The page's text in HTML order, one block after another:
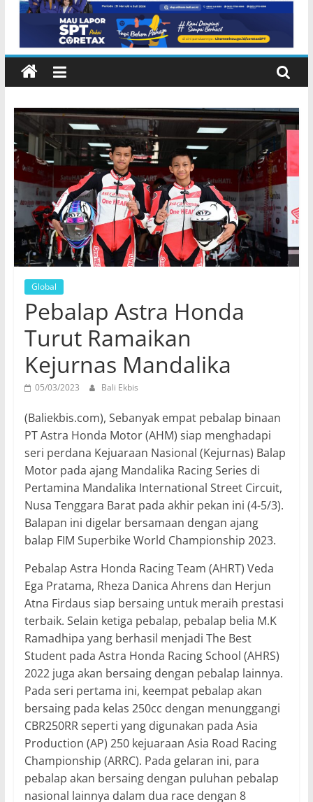
Global
Pebalap Astra Honda
Turut Ramaikan
Kejurnas Mandalika
05/03/2023 Bali Ekbis
(Baliekbis.com), Sebanyak empat pebalap binaan
PT Astra Honda Motor (AHM) siap menghadapi
seri perdana Kejuaraan Nasional (Kejurnas) Balap
Motor pada ajang Mandalika Racing Series di
Pertamina Mandalika International Street Circuit,
Nusa Tenggara Barat pada akhir pekan ini (4-5/3).
Balapan ini digelar bersamaan dengan ajang
balap FIM Superbike World Championship 2023.
Pebalap Astra Honda Racing Team (AHRT) Veda
Ega Pratama, Rheza Danica Ahrens dan Herjun
Atna Firdaus siap bersaing untuk meraih prestasi
terbaik. Selain ketiga pebalap, pebalap belia M.K
Ramadhipa yang berhasil menjadi The Best
Student pada Astra Honda Racing School (AHRS)
2022 juga akan bersaing dengan pebalap lainnya.
Pada seri pertama ini, keempat pebalap akan
bersaing pada kelas 250cc dengan menunggangi
CBR250RR seperti yang digunakan pada Asia
Production (AP) 250 kejuaraan Asia Road Racing
Championship (ARRC). Pada gelaran ini, para
pebalap akan bersaing dengan puluhan pebalap
nasional lainnya dalam dua race dengan 8